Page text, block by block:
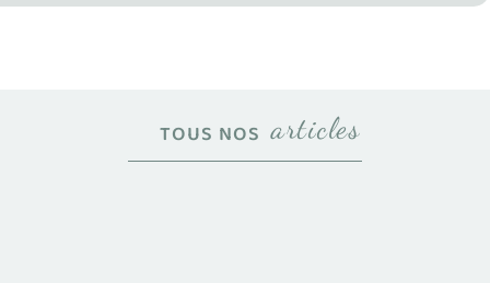
TOUS NOS articles